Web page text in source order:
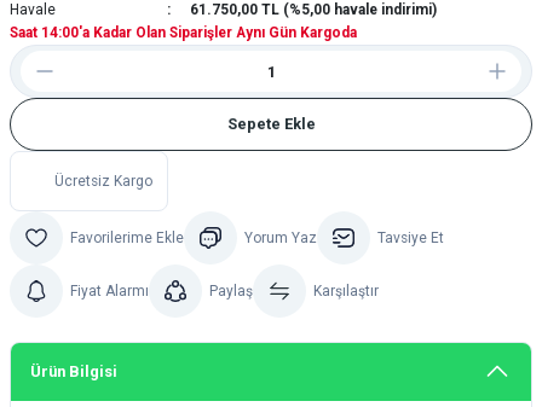
Havale
61.750,00 TL (%5,00 havale indirimi)
Saat 14:00'a Kadar Olan Siparişler Aynı Gün Kargoda
Sepete Ekle
Ücretsiz Kargo
Yorum Yaz Tavsiye Et
Fiyat Alarmı Paylaş Karşılaştır
Ürün Bilgisi